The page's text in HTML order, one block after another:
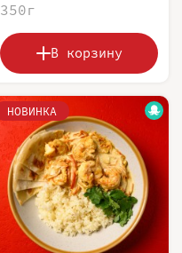
350г
В корзину
НОВИНКА